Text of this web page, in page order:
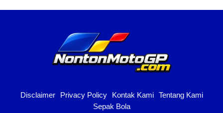
Disclaimer Privacy Policy Kontak Kami
Tentang Kami
Sepak Bola